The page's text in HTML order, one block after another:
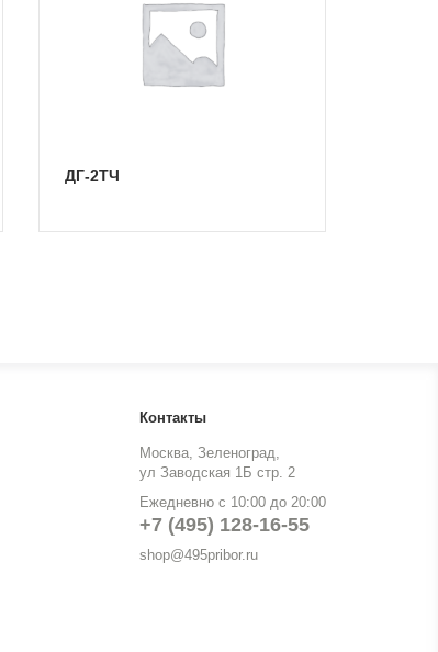
ДГ-2ТЧ
Контакты
Москва, Зеленоград,
ул Заводская 1Б стр. 2
Ежедневно с 10:00 до 20:00
+7 (495) 128-16-55
shop@495pribor.ru